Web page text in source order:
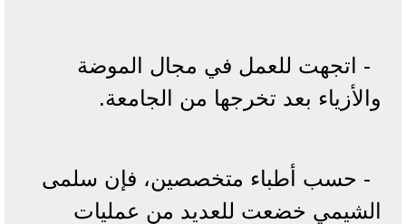
- اتجهت للعمل في مجال الموضة
والأزياء بعد تخرجها من الجامعة.
- حسب أطباء متخصصين، فإن سلمى
الشيمي خضعت للعديد من عمليات